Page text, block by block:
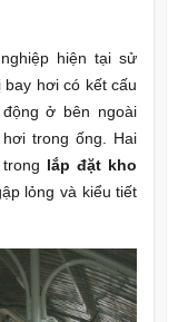
hiện tại sử
bay hơi có kết cấu
ở bên ngoài
trong ống. Hai
lắp đặt kho
lỏng và kiểu tiết